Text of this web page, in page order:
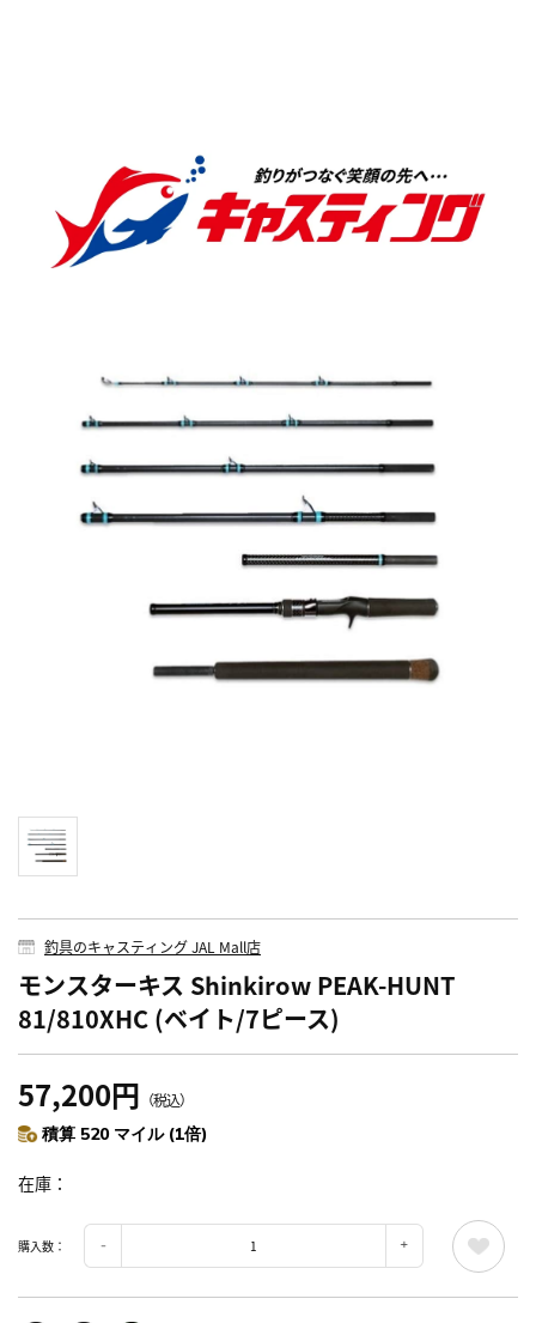
釣具のキャスティング JAL Mall店
モンスターキス Shinkirow PEAK-HUNT
81/810XHC (ベイト/7ピース)
57,200円 （税込）
積算 520 マイル (1倍)
在庫
購入数：